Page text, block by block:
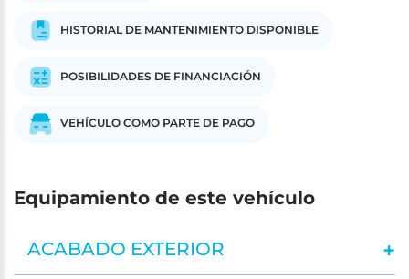
HISTORIAL DE MANTENIMIENTO DISPONIBLE
POSIBILIDADES DE FINANCIACIÓN
VEHÍCULO COMO PARTE DE PAGO
Equipamiento de este vehículo
ACABADO EXTERIOR